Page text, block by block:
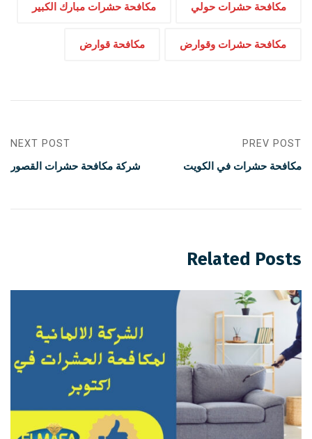
مكافحة حشرات حولي مكافحة حشرات مبارك الكبير
مكافحة حشرات وقوارض مكافحة قوارض
PREV POST
مكافحة حشرات في الكويت
NEXT POST
شركة مكافحة حشرات القصور
Related Posts